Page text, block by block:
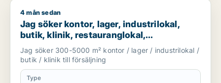
Jag söker kontor, lager, industrilokal, butik, klinik,
4 mån sedan
Jag söker kontor, lager, industrilokal,
butik, klinik, restauranglokal,
fastighetsmark, bostadsfastighet, hotell
eller garage till salu i Malmö
Jag söker 300-5000 m² kontor / lager / industrilokal /
butik / klinik till försäljning
Type